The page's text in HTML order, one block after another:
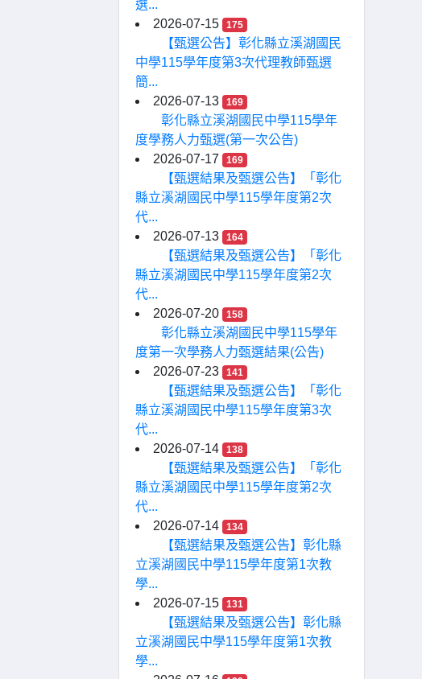
選...
2026-07-15
175
【甄選公告】彰化縣立溪湖國民
中學115學年度第3次代理教師甄選
簡...
2026-07-13
169
彰化縣立溪湖國民中學115學年
度學務人力甄選(第一次公告)
2026-07-17
169
【甄選結果及甄選公告】「彰化
縣立溪湖國民中學115學年度第2次
代...
2026-07-13
164
【甄選結果及甄選公告】「彰化
縣立溪湖國民中學115學年度第2次
代...
2026-07-20
158
彰化縣立溪湖國民中學115學年
度第一次學務人力甄選結果(公告)
2026-07-23
141
【甄選結果及甄選公告】「彰化
縣立溪湖國民中學115學年度第3次
代...
2026-07-14
138
【甄選結果及甄選公告】「彰化
縣立溪湖國民中學115學年度第2次
代...
2026-07-14
134
【甄選結果及甄選公告】彰化縣
立溪湖國民中學115學年度第1次教
學...
2026-07-15
131
【甄選結果及甄選公告】彰化縣
立溪湖國民中學115學年度第1次教
學...